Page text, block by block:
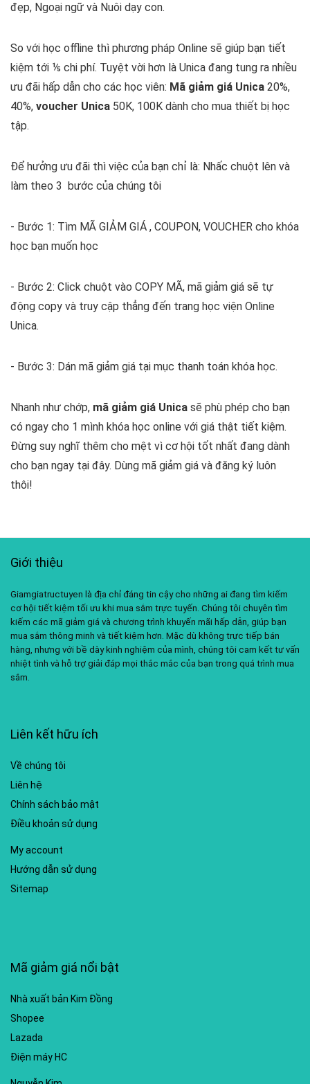
đẹp, Ngoại ngữ và Nuôi dạy con.
So với học offline thì phương pháp Online sẽ giúp bạn tiết
kiệm tới ⅕ chi phí. Tuyệt vời hơn là Unica đang tung ra nhiều
ưu đãi hấp dẫn cho các học viên: Mã giảm giá Unica 20%,
40%, voucher Unica 50K, 100K dành cho mua thiết bị học
tập.
Để hưởng ưu đãi thì việc của bạn chỉ là: Nhấc chuột lên và
làm theo 3 bước của chúng tôi
- Bước 1: Tìm MÃ GIẢM GIÁ , COUPON, VOUCHER cho khóa
học bạn muốn học
- Bước 2: Click chuột vào COPY MÃ, mã giảm giá sẽ tự
động copy và truy cập thẳng đến trang học viện Online
Unica.
- Bước 3: Dán mã giảm giá tại mục thanh toán khóa học.
Nhanh như chớp, mã giảm giá Unica sẽ phù phép cho bạn
có ngay cho 1 mình khóa học online với giá thật tiết kiệm.
Đừng suy nghĩ thêm cho mệt vì cơ hội tốt nhất đang dành
cho bạn ngay tại đây. Dùng mã giảm giá và đăng ký luôn
thôi!
Giới thiệu
Giamgiatructuyen là địa chỉ đáng tin cậy cho những ai đang tìm kiếm
cơ hội tiết kiệm tối ưu khi mua sắm trực tuyến. Chúng tôi chuyên tìm
kiếm các mã giảm giá và chương trình khuyến mãi hấp dẫn, giúp bạn
mua sắm thông minh và tiết kiệm hơn. Mặc dù không trực tiếp bán
hàng, nhưng với bề dày kinh nghiệm của mình, chúng tôi cam kết tư vấn
nhiệt tình và hỗ trợ giải đáp mọi thắc mắc của bạn trong quá trình mua
sắm.
Liên kết hữu ích
Về chúng tôi
Liên hệ
Chính sách bảo mật
Điều khoản sử dụng
My account
Hướng dẫn sử dụng
Sitemap
Mã giảm giá nổi bật
Nhà xuất bản Kim Đồng
Shopee
Lazada
Điện máy HC